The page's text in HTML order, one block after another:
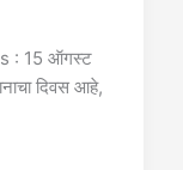
: 15 ऑगस्ट
दिवस आहे,